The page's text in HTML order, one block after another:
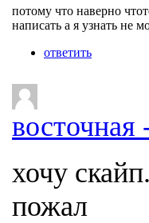
потому что наверно
написать а я узнать не
ответить
восточная
хочу
пожал